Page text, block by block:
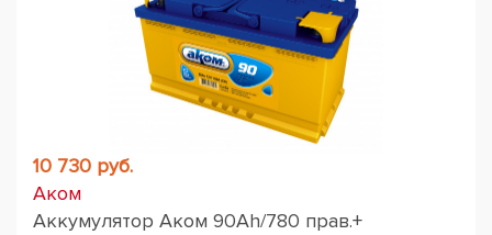
10 730 руб.
Аком
Аккумулятор Аком 90Ah/780 прав.+